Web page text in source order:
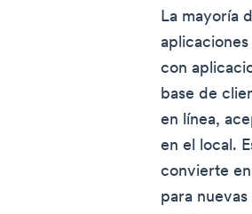
La mayoría
con
base de
en línea,
en el local.
convierte
para